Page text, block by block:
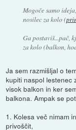
Mogoče samo
nosilec za kolo (
Ga postaviš...pač,
za kolo (balkon,
Ja sem razmišljal o
kupiti naspol lestenec
visok balkon in ker
balkona. Ampak se
1. Kolesa več nimam
privoščit,